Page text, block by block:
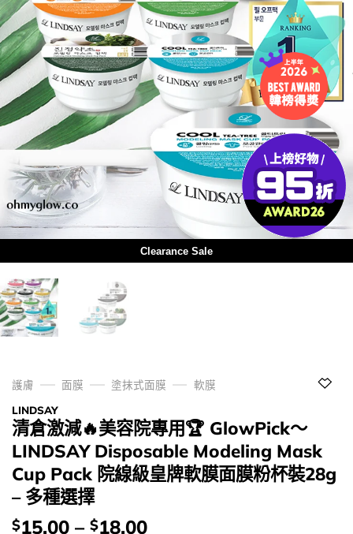
Clearance Sale
護膚 面膜 塗抹式面膜
軟膜
LINDSAY
清倉激減🔥美容院專用🏆 GlowPick～
LINDSAY Disposable Modeling Mask
Cup Pack 院線級皇牌軟膜面膜粉杯裝28g
– 多種選擇
價
$15.00 – $18.00